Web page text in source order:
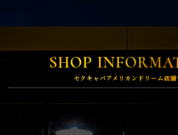
SHOP
セクキャバアメリカンドリーム店舗